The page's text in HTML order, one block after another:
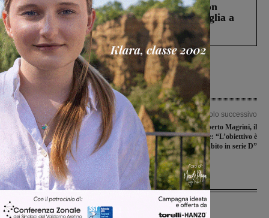
Scomparso da una struttura di Castiglion
Fiorentino l’uomo che aveva ucciso la figlia a
Levane nel 2020
Articolo precedente
Domenica la settima edizione dalla
gara podistica “Trofeo fragole con
panna”
Articolo successivo
Presentato Lamberto Magrini, il
mister ha le idee chiare: “L’obiettivo è
tornare subito in serie D”
Ultime Notizie